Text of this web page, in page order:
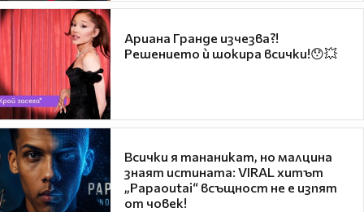
Ариана Гранде изчезва?!
Решението ѝ шокира всички!😯💥
Всички я тананикат, но малцина
знаят истината: VIRAL хитът
„Papaoutai“ всъщност не е изпят
от човек!